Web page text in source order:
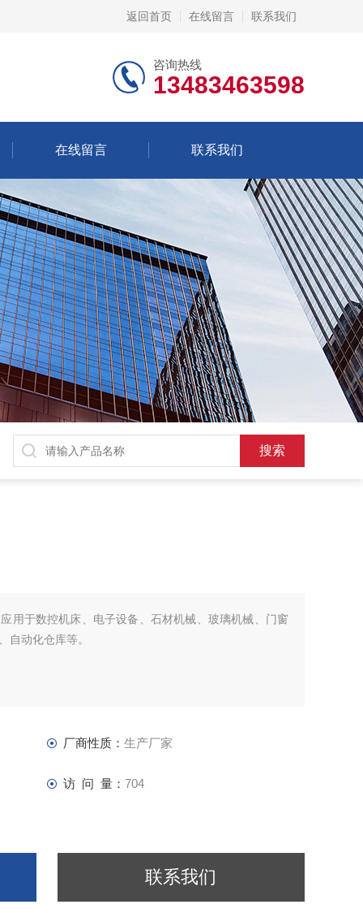
返回首页 在线留言 联系我们
咨询热线
13483463598
在线留言 联系我们
用于数控机床、电子设备、石材机械、玻璃机械、门窗
自动化仓库等。
厂商性质： 生产厂家
访 问 量： 704
联系我们